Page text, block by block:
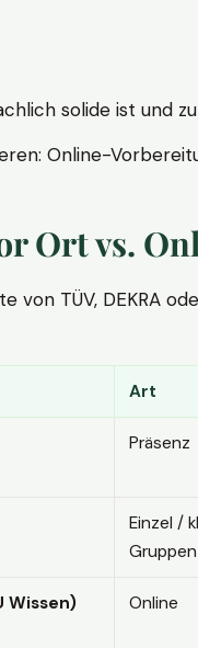
solide ist und
Online-
Ort vs.
von TÜV, DEKRA
Art
Präsenz
Einzel /
Gruppen
Wissen)
Online